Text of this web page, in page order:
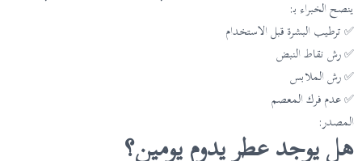
ينصح الخبراء بـ:
✅ ترطيب البشرة قبل الاستخدام
✅ رش نقاط النبض
✅ رش الملابس
✅ عدم فرك المعصم
المصدر:
هل يوجد عطر يدوم يومين؟